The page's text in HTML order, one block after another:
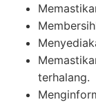
terhalang.